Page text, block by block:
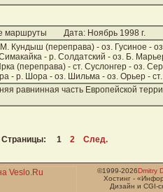
маршруты Дата: Ноябрь 1998 г.
М. Кундыш (переправа) - оз. Гусиное -
- р. Солдатский - оз. Б.
(переправа) - ст. Суслонгер - оз.
- р. Шора - оз. Шильма - оз. Орьер -
равнинная часть Европейской
Страницы: 1 2 След.
©1999-2026Dmitry
Хостинг -
Дизайн и CGI-